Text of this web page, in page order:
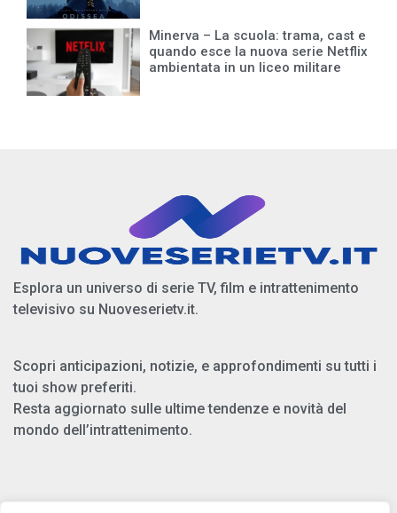
Minerva – La scuola: trama, cast e
quando esce la nuova serie Netflix
ambientata in un liceo militare
Esplora un universo di serie TV, film e intrattenimento
televisivo su Nuoveserietv.it.
Scopri anticipazioni, notizie, e approfondimenti su tutti i
tuoi show preferiti.
Resta aggiornato sulle ultime tendenze e novità del
mondo dell’intrattenimento.